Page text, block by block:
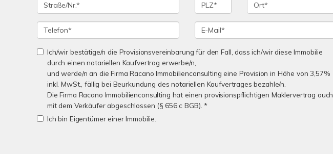
Ich/wir bestätige/n die Provisionsvereinbarung für den Fall, dass ich/wir diese Immobilie
durch einen notariellen Kaufvertrag erwerbe/n,
und werde/n an die Firma Racano Immobilienconsulting eine Provision in Höhe von 3,57%
inkl. MwSt., fällig bei Beurkundung des notariellen Kaufvertrages bezahle/n.
Die Firma Racano Immobilienconsulting hat einen provisionspflichtigen Maklervertrag auch
mit dem Verkäufer abgeschlossen (§ 656 c BGB). *
Ich bin Eigentümer einer Immobilie.